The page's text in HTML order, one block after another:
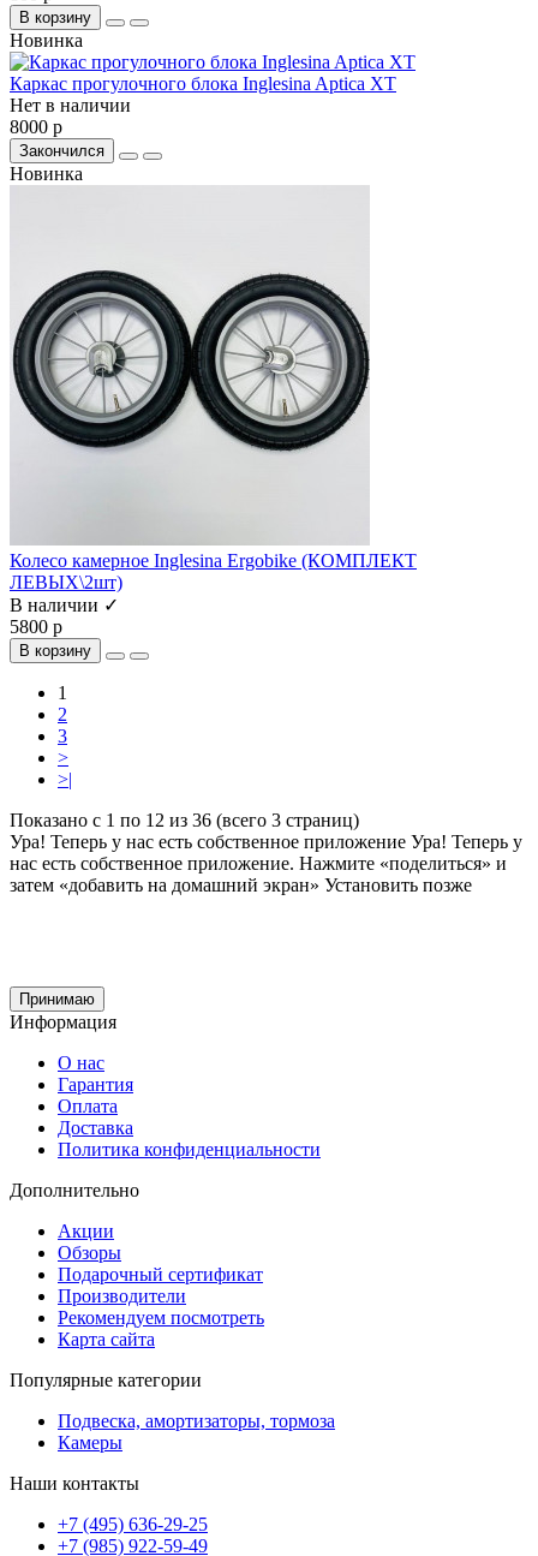
В корзину
Новинка
Каркас прогулочного блока Inglesina Aptica XT
Нет в наличии
8000 р
Закончился
Новинка
Колесо камерное Inglesina Ergobike (КОМПЛЕКТ
ЛЕВЫХ\2шт)
В наличии ✓
5800 р
В корзину
1
2
3
>
>|
Показано с 1 по 12 из 36 (всего 3 страниц)
Ура! Теперь у нас есть собственное приложение Ура! Теперь у
нас есть собственное приложение. Нажмите «поделиться» и
затем «добавить на домашний экран» Установить позже
Принимаю
Информация
О нас
Гарантия
Оплата
Доставка
Политика конфиденциальности
Дополнительно
Акции
Обзоры
Подарочный сертификат
Производители
Рекомендуем посмотреть
Карта сайта
Популярные категории
Подвеска, амортизаторы, тормоза
Камеры
Наши контакты
+7 (495) 636-29-25
+7 (985) 922-59-49